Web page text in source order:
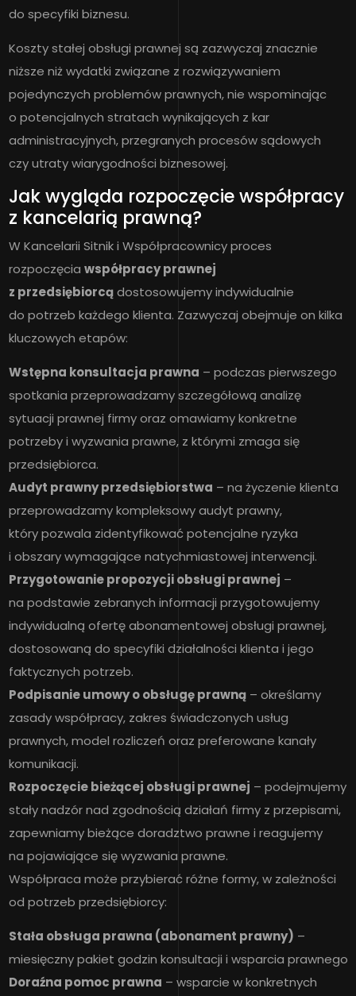
do specyfiki biznesu.
Koszty stałej obsługi prawnej są zazwyczaj znacznie
niższe niż wydatki związane z rozwiązywaniem
pojedynczych problemów prawnych, nie wspominając
o potencjalnych stratach wynikających z kar
administracyjnych, przegranych procesów sądowych
czy utraty wiarygodności biznesowej.
Jak wygląda rozpoczęcie współpracy
z kancelarią prawną?
W Kancelarii Sitnik i Współpracownicy proces
rozpoczęcia współpracy prawnej
z przedsiębiorcądostosowujemy indywidualnie
do potrzeb każdego klienta. Zazwyczaj obejmuje on kilka
kluczowych etapów:
Wstępna konsultacja prawna – podczas pierwszego
spotkania przeprowadzamy szczegółową analizę
sytuacji prawnej firmy oraz omawiamy konkretne
potrzeby i wyzwania prawne, z którymi zmaga się
przedsiębiorca.
Audyt prawny przedsiębiorstwa – na życzenie klienta
przeprowadzamy kompleksowy audyt prawny,
który pozwala zidentyfikować potencjalne ryzyka
i obszary wymagające natychmiastowej interwencji.
Przygotowanie propozycji obsługi prawnej –
na podstawie zebranych informacji przygotowujemy
indywidualną ofertę abonamentowej obsługi prawnej,
dostosowaną do specyfiki działalności klienta i jego
faktycznych potrzeb.
Podpisanie umowy o obsługę prawną– określamy
zasady współpracy, zakres świadczonych usług
prawnych, model rozliczeń oraz preferowane kanały
komunikacji.
Rozpoczęcie bieżącej obsługi prawnej – podejmujemy
stały nadzór nad zgodnością działań firmy z przepisami,
zapewniamy bieżące doradztwo prawne i reagujemy
na pojawiające się wyzwania prawne.
Współpraca może przybierać różne formy, w zależności
od potrzeb przedsiębiorcy:
Stała obsługa prawna (abonament prawny) –
miesięczny pakiet godzin konsultacji i wsparcia prawnego
Doraźna pomoc prawna – wsparcie w konkretnych